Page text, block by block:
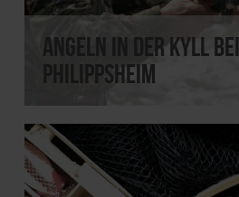
Angeln in der Kyll bei
Philippsheim